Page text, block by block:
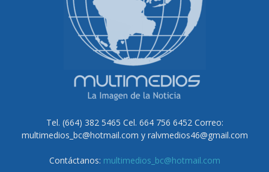
Tel. (664) 382 5465 Cel. 664 756 6452 Correo:
multimedios_bc@hotmail.com y ralvmedios46@gmail.com
Contáctanos: multimedios_bc@hotmail.com